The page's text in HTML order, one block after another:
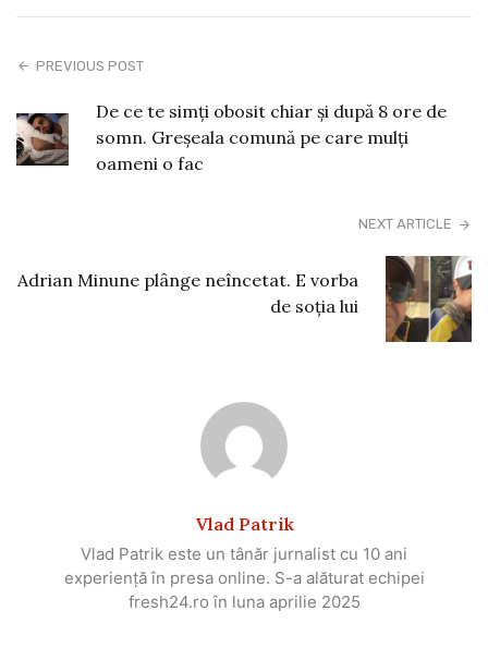
PREVIOUS POST
De ce te simți obosit chiar și după 8 ore de
somn. Greșeala comună pe care mulți
oameni o fac
NEXT ARTICLE
Adrian Minune plânge neîncetat. E vorba
de soția lui
Vlad Patrik
Vlad Patrik este un tânăr jurnalist cu 10 ani
experiență în presa online. S-a alăturat echipei
fresh24.ro în luna aprilie 2025